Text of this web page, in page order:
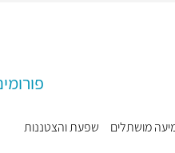
מושתלים שפעת והצטננות